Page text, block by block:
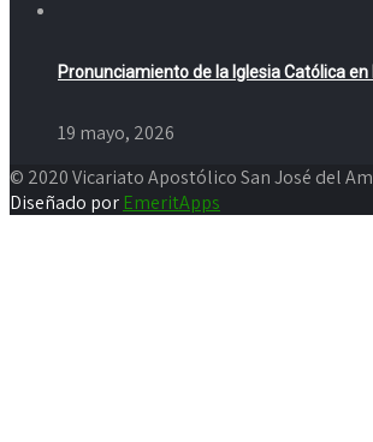
Pronunciamiento de la Iglesia Católica
19 mayo, 2026
© 2020 Vicariato Apostólico San José del
Diseñado por EmeritApps